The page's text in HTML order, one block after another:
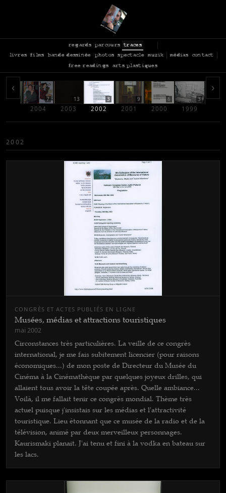
regards parcours
traces
livres
films bande dessinée photos spectacle muzik médias
contact
free readings
arts plastiques
‹
6 7
2004
13
2003
3
2002
9
2001
6
2000
3
1999
›
2002
CONGRÈS ET ACTES PUBLIÉS EN LIGNE
Musées, médias et attractions touristiques
mai 2002
Circonstances très particulières. La veille de ce congrès
international, je me fais subitement licencier (pour raisons
économiques...) de mon poste de Directeur du Musée du
Cinéma à la Cinémathèque par quelques joyeux drilles, qui
allaient tous avoir la tête coupée après. Quelle ambiance...
Voilà, il me fallait tenir ce congrès mondial. Thème très
actuel puisque j'insistais sur les médias et l'attractivité
touristique. Lieu étonnant que ce musée de la radio et de la
télévision, animé par deux merveilleux personnages.
Kaurismaki planait. J'ai tenu et fini à la vodka en bateau sur
les lacs.